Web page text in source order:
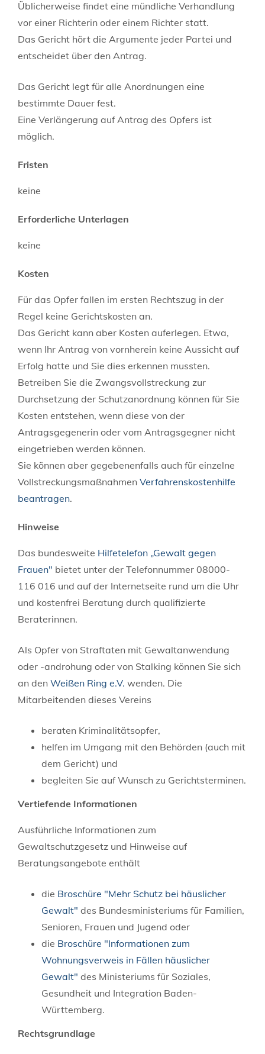
Üblicherweise findet eine mündliche Verhandlung
vor einer Richterin oder einem Richter statt.
Das Gericht hört die Argumente jeder Partei und
entscheidet über den Antrag.
Das Gericht legt für alle Anordnungen eine
bestimmte Dauer fest.
Eine Verlängerung auf Antrag des Opfers ist
möglich.
Fristen
keine
Erforderliche Unterlagen
keine
Kosten
Für das Opfer fallen im ersten Rechtszug in der
Regel keine Gerichtskosten an.
Das Gericht kann aber Kosten auferlegen. Etwa,
wenn Ihr Antrag von vornherein keine Aussicht auf
Erfolg hatte und Sie dies erkennen mussten.
Betreiben Sie die Zwangsvollstreckung zur
Durchsetzung der Schutzanordnung können für Sie
Kosten entstehen, wenn diese von der
Antragsgegenerin oder vom Antragsgegner nicht
eingetrieben werden können.
Sie können aber gegebenenfalls auch für einzelne
Vollstreckungsmaßnahmen Verfahrenskostenhilfe
beantragen.
Hinweise
Das bundesweite Hilfetelefon „Gewalt gegen
Frauen" bietet unter der Telefonnummer 08000-
116 016 und auf der Internetseite rund um die Uhr
und kostenfrei Beratung durch qualifizierte
Beraterinnen.
Als Opfer von Straftaten mit Gewaltanwendung
oder -androhung oder von Stalking können Sie sich
an den Weißen Ring e.V. wenden. Die
Mitarbeitenden dieses Vereins
beraten Kriminalitätsopfer,
helfen im Umgang mit den Behörden (auch mit
dem Gericht) und
begleiten Sie auf Wunsch zu Gerichtsterminen.
Vertiefende Informationen
Ausführliche Informationen zum
Gewaltschutzgesetz und Hinweise auf
Beratungsangebote enthält
die Broschüre "Mehr Schutz bei häuslicher
Gewalt" des Bundesministeriums für Familien,
Senioren, Frauen und Jugend oder
die Broschüre "Informationen zum
Wohnungsverweis in Fällen häuslicher
Gewalt" des Ministeriums für Soziales,
Gesundheit und Integration Baden-
Württemberg.
Rechtsgrundlage